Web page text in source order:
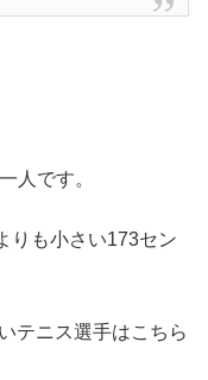
人です。
りも小さい173セン
テニス選手はこちら